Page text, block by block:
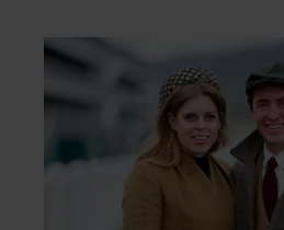
al in handen.